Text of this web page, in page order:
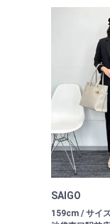
SAIGO
159cm / サイ